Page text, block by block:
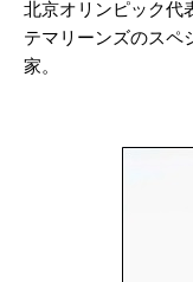
北京オリンピック代
テマリーンズのスペ
家。